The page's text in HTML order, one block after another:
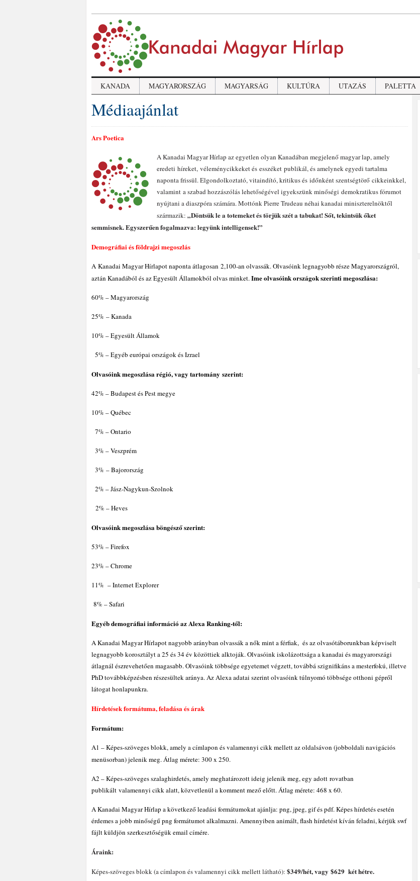
KANADA MAGYARORSZÁG MAGYARSÁG KULTÚRA UTAZÁS PALETTA
Médiaajánlat
Ars Poetica
A Kanadai Magyar Hírlap az egyetlen olyan Kanadában megjelenő magyar lap, amely
eredeti híreket, véleménycikkeket és esszéket publikál, és amelynek egyedi tartalma
naponta frissül. Elgondolkoztató, vitaindító, kritikus és időnként szentségtörő cikkeinkkel,
valamint a szabad hozzászólás lehetőségével igyekszünk minőségi demokratikus fórumot
nyújtani a diaszpóra számára. Mottónk Pierre Trudeau néhai kanadai miniszterelnöktől
származik: „Döntsük le a totemeket és törjük szét a tabukat! Sőt, tekintsük őket
semmisnek. Egyszerűen fogalmazva: legyünk intelligensek!”
Demográfiai és földrajzi megoszlás
A Kanadai Magyar Hírlapot naponta átlagosan 2,100-an olvassák. Olvasóink legnagyobb része Magyarországról,
aztán Kanadából és az Egyesült Államokból olvas minket.Ime olvasóink országok szerinti megoszlása:
60% – Magyarország
25% – Kanada
10% – Egyesült Államok
5% – Egyéb európai országok és Izrael
Olvasóink megoszlása régió, vagy tartomány szerint:
42% – Budapest és Pest megye
10% – Québec
7% – Ontario
3% – Veszprém
3% – Bajorország
2% – Jász-Nagykun-Szolnok
2% – Heves
Olvasóink megoszlása böngésző szerint:
53% – Firefox
23% – Chrome
11% – Internet Explorer
8% – Safari
Egyéb demográfiai információ az Alexa Ranking-től:
A Kanadai Magyar Hírlapot nagyobb arányban olvassák a nők mint a férfiak, és az olvasótáborunkban képviselt
legnagyobb korosztályt a 25 és 34 év közöttiek alktoják. Olvasóink iskolázottsága a kanadai és magyarországi
átlagnál észrevehetően magasabb. Olvasóink többsége egyetemet végzett, továbbá szignifikáns a mesterfokú, illetve
PhD továbbképzésben részesültek aránya. Az Alexa adatai szerint olvasóink túlnyomó többsége otthoni gépről
látogat honlapunkra.
Hírdetések formátuma, feladása és árak
Formátum:
A1 – Képes-szöveges blokk, amely a címlapon és valamennyi cikk mellett az oldalsávon (jobboldali navigációs
menüsorban) jelenik meg.Átlag mérete: 300 x 250.
A2 – Képes-szöveges szalaghirdetés, amely meghatározott ideig jelenik meg, egy adott rovatban
publikált valamennyi cikk alatt, közvetlenül a komment mező előtt. Átlag mérete: 468 x 60.
A Kanadai Magyar Hírlap a következő leadási formátumokat ajánlja: png, jpeg, gif és pdf. Képes hírdetés esetén
érdemes a jobb minőségű png formátumot alkalmazni. Amennyiben animált, flash hírdetést kíván feladni, kérjük swf
fájlt küldjön szerkesztőségük email címére.
Áraink:
Képes-szöveges blokk (a címlapon és valamennyi cikk mellett látható): $349/hét, vagy $629 két hétre.